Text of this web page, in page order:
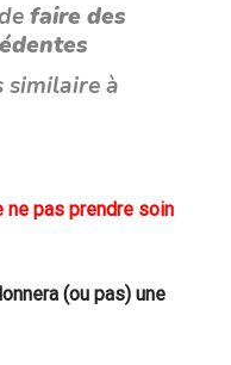
faire des
similaire à
ne pas prendre soin
(ou pas) une